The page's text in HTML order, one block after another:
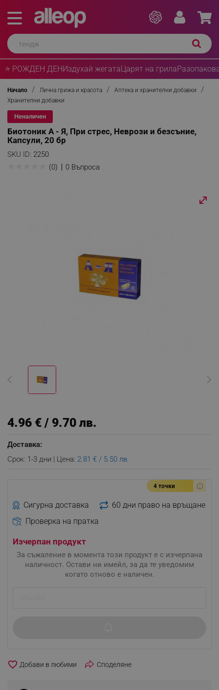
⭐ РОЖДЕН ДЕНИздухай жегатаЦарят на грила
Начало Лична грижа и красота
Аптека и хранителни добавки
Хранителни добавки
Неналичен
Биотоник А - Я, При стрес, Неврози и безсъние,
Капсули, 20 бр
SKU ID: 2250
(0) 0 Въпроса
4.96 € / 9.70 лв.
Доставка:
Срок: 1-3 дни | Цена: 2.81 € / 5.50 лв.
4 точки
Сигурна доставка
60 дни право на връщане
Проверка на пратка
Изчерпан продукт
За съжаление в момента този продукт е с изчерпана
наличност. Остави ни имейл, за да те уведомим
когато отново е наличен.
favorite_border Споделяне